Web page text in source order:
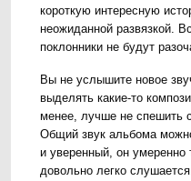
короткую интересную
неожиданной развязкой.
поклонники не будут
Вы не услышите новое
выделять какие-то
менее, лучше не спешить
Общий звук альбома
и уверенный, он
довольно легко